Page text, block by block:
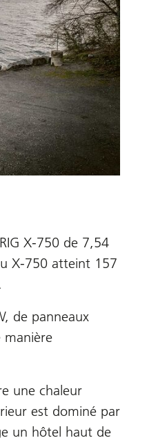
X-750 de 7,54
X-750 atteint 157
de panneaux
manière
une chaleur
est dominé par
un hôtel haut de